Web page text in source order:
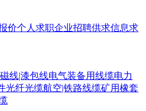
价个人求职企业招聘供求信息求
线|漆包线电气装备用线缆电力
光纤光缆航空|铁路线缆矿用橡套